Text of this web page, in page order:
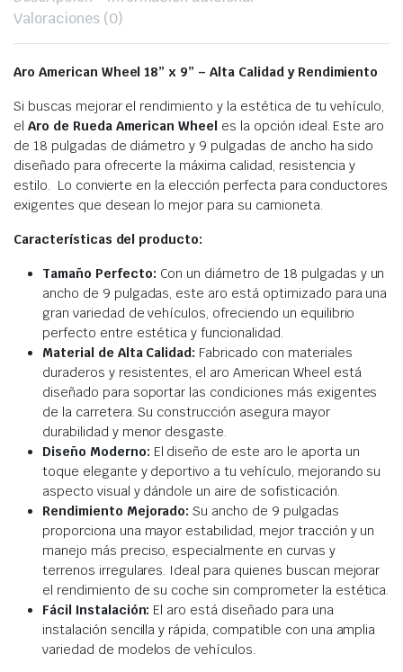
Valoraciones (0)
Aro American Wheel 18” x 9” –Alta Calidad y Rendimiento
Si buscas mejorar el rendimiento y la estética de tu vehículo,
el Aro de Rueda American Wheel es la opción ideal. Este aro
de 18 pulgadas de diámetro y 9 pulgadas de ancho ha sido
diseñado para ofrecerte la máxima calidad, resistencia y
estilo. Lo convierte en la elección perfecta para conductores
exigentes que desean lo mejor para su camioneta.
Características del producto:
Tamaño Perfecto: Con un diámetro de 18 pulgadas y un
ancho de 9 pulgadas, este aro está optimizado para una
gran variedad de vehículos, ofreciendo un equilibrio
perfecto entre estética y funcionalidad.
Material de Alta Calidad: Fabricado con materiales
duraderos y resistentes, el aro American Wheel está
diseñado para soportar las condiciones más exigentes
de la carretera. Su construcción asegura mayor
durabilidad y menor desgaste.
Diseño Moderno: El diseño de este aro le aporta un
toque elegante y deportivo a tu vehículo, mejorando su
aspecto visual y dándole un aire de sofisticación.
Rendimiento Mejorado: Su ancho de 9 pulgadas
proporciona una mayor estabilidad, mejor tracción y un
manejo más preciso, especialmente en curvas y
terrenos irregulares. Ideal para quienes buscan mejorar
el rendimiento de su coche sin comprometer la estética.
Fácil Instalación: El aro está diseñado para una
instalación sencilla y rápida, compatible con una amplia
variedad de modelos de vehículos.